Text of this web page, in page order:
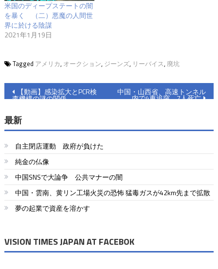
米国のディープステートの闇
を暴く （二）悪魔の人間世
界に於ける陰謀
2021年1月19日
Tagged アメリカ, オークション, ジーンズ, リーバイス, 廃坑
投
ナ
ビ
ゲ
ー
シ
ョ
【動画】感染拡大とPCR検
査機構の謎の関係
中国・山西省、高速トンネル
内で4車追突 7人死亡
最新
自主閉店運動 政府が負けた
純金の仏像
中国SNSで大論争 公共マナーの闇
中国・雲南、黄リン工場火災の恐怖 猛毒ガスが42km先まで拡散
夢の起業で資産を溶かす
VISION TIMES JAPAN AT FACEBOK